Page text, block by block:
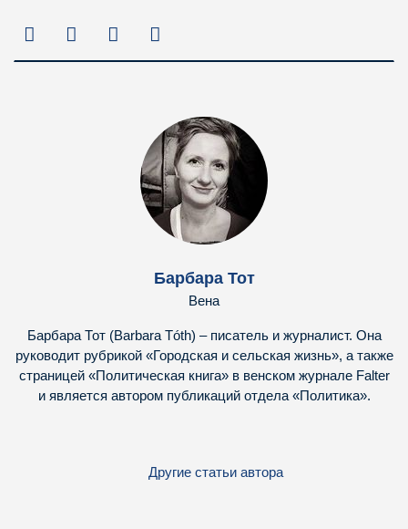
Барбара Тот
Вена
Барбара Тот (Barbara Tóth) – писатель и журналист. Она
руководит рубрикой «Городская и сельская жизнь», а также
страницей «Политическая книга» в венском журнале Falter
и является автором публикаций отдела «Политика».
Другие статьи автора